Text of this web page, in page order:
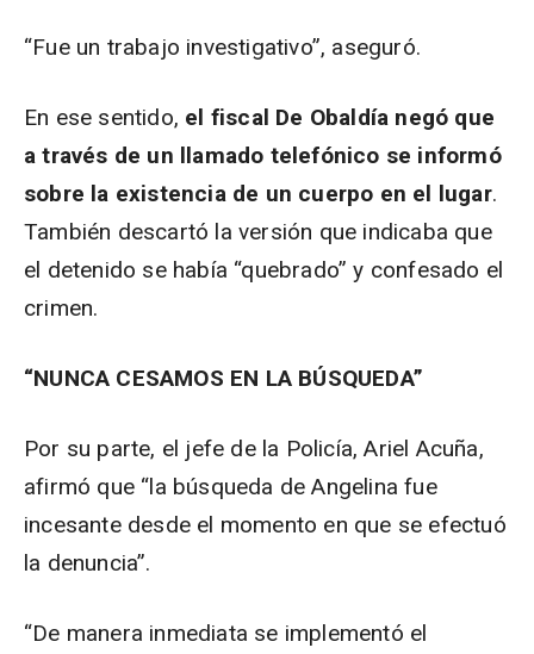
“Fue un trabajo investigativo”, aseguró.
En ese sentido, el fiscal De Obaldía negó que
a través de un llamado telefónico se informó
sobre la existencia de un cuerpo en el lugar.
También descartó la versión que indicaba que
el detenido se había “quebrado” y confesado el
crimen.
“NUNCA CESAMOS EN LA BÚSQUEDA”
Por su parte, el jefe de la Policía, Ariel Acuña,
afirmó que “la búsqueda de Angelina fue
incesante desde el momento en que se efectuó
la denuncia”.
“De manera inmediata se implementó el